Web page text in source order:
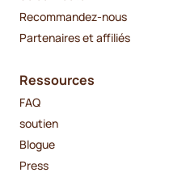
Recommandez-nous
Partenaires et affiliés
Ressources
FAQ
soutien
Blogue
Press